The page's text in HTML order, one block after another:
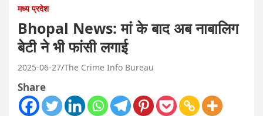
मध्य प्रदेश
Bhopal News: मां के बाद अब नाबालिग
बेटी ने भी फांसी लगाई
2025-06-27 The Crime Info Bureau
Share